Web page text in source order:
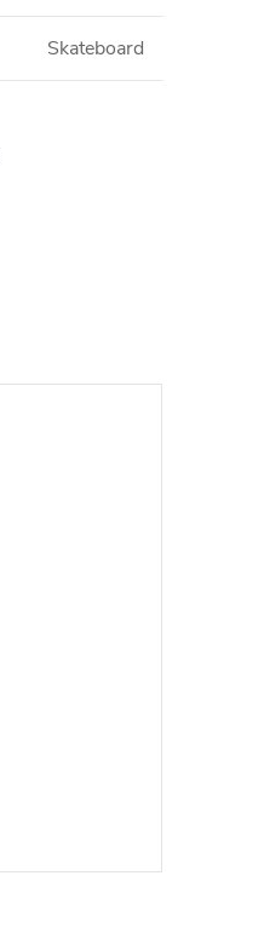
Skateboard